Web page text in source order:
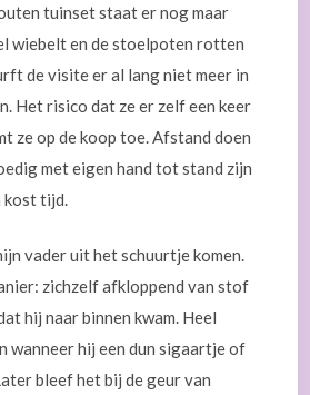
tuinset staat er nog maar
wiebelt en de stoelpoten rotten
de visite er al lang niet meer in
Het risico dat ze er zelf een keer
ze op de koop toe. Afstand doen
met eigen hand tot stand zijn
tijd.
vader uit het schuurtje komen.
zichzelf afkloppend van stof
hij naar binnen kwam. Heel
wanneer hij een dun sigaartje of
bleef het bij de geur van